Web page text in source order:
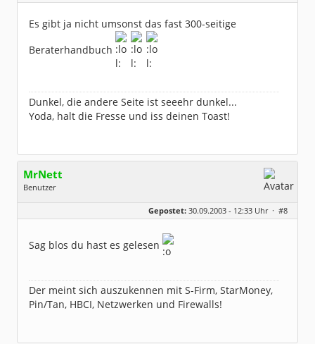
Beiträge:
5096
Es gibt ja nicht umsonst das fast 300-seitige
Beraterhandbuch
Dunkel, die andere Seite ist seeehr dunkel...
Yoda, halt die Fresse und iss deinen Toast!
MrNett
Benutzer
Beiträge:
1224
Gepostet: 30.09.2003 - 12:33 Uhr · #8
Sag blos du hast es gelesen
Der meint sich auszukennen mit S-Firm, StarMoney,
Pin/Tan, HBCI, Netzwerken und Firewalls!